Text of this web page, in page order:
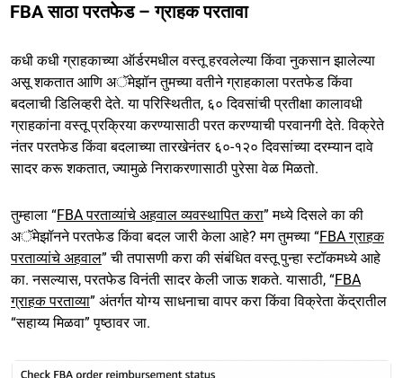
FBA साठा परतफेड – ग्राहक परतावा
कधी कधी ग्राहकाच्या ऑर्डरमधील वस्तू हरवलेल्या किंवा नुकसान झालेल्या
असू शकतात आणि अॅमेझॉन तुमच्या वतीने ग्राहकाला परतफेड किंवा
बदलाची डिलिव्हरी देते. या परिस्थितीत, ६० दिवसांची प्रतीक्षा कालावधी
ग्राहकांना वस्तू प्रक्रिया करण्यासाठी परत करण्याची परवानगी देते. विक्रेते
नंतर परतफेड किंवा बदलाच्या तारखेनंतर ६०-१२० दिवसांच्या दरम्यान दावे
सादर करू शकतात, ज्यामुळे निराकरणासाठी पुरेसा वेळ मिळतो.
तुम्हाला “FBA परताव्यांचे अहवाल व्यवस्थापित करा” मध्ये दिसले का की
अॅमेझॉनने परतफेड किंवा बदल जारी केला आहे? मग तुमच्या “FBA ग्राहक
परताव्यांचे अहवाल” ची तपासणी करा की संबंधित वस्तू पुन्हा स्टॉकमध्ये आहे
का. नसल्यास, परतफेड विनंती सादर केली जाऊ शकते. यासाठी, “FBA
ग्राहक परताव्या” अंतर्गत योग्य साधनाचा वापर करा किंवा विक्रेता केंद्रातील
“सहाय्य मिळवा” पृष्ठावर जा.